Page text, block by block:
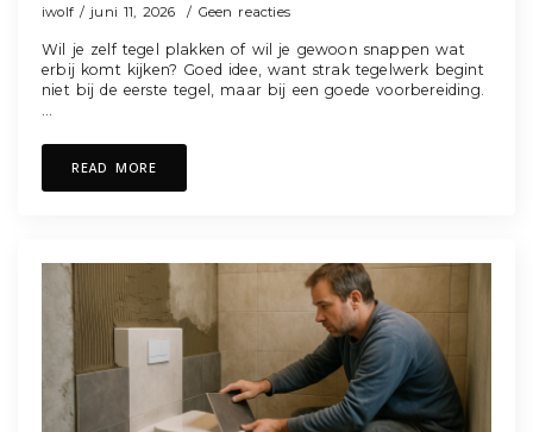
iwolf juni 11, 2026 Geen reacties
Wil je zelf tegel plakken of wil je gewoon snappen wat
erbij komt kijken? Goed idee, want strak tegelwerk begint
niet bij de eerste tegel, maar bij een goede voorbereiding.
…
READ MORE